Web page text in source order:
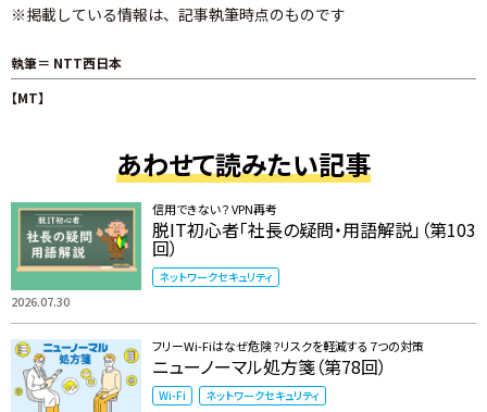
※掲載している情報は、記事執筆時点のものです
執筆＝ NTT西日本
【MT】
あわせて読みたい記事
2026.07.30
信用できない？ VPN再考
脱IT初心者「社長の疑問・用語解説」（第103
回）
ネットワークセキュリティ
フリーWi-Fiはなぜ危険？リスクを軽減する７つの対策
ニューノーマル処方箋（第78回）
Wi-Fi ネットワークセキュリティ